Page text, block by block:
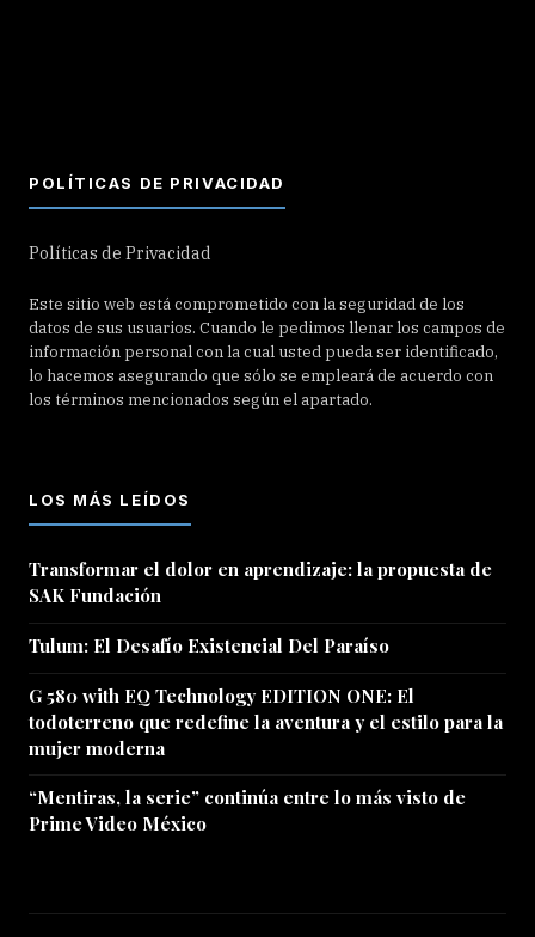
POLÍTICAS DE PRIVACIDAD
Políticas de Privacidad
Este sitio web está comprometido con la seguridad de los
datos de sus usuarios. Cuando le pedimos llenar los campos de
información personal con la cual usted pueda ser identificado,
lo hacemos asegurando que sólo se empleará de acuerdo con
los términos mencionados según el apartado.
LOS MÁS LEÍDOS
Transformar el dolor en aprendizaje: la propuesta de
SAK Fundación
Tulum: El Desafío Existencial Del Paraíso
G 580 with EQ Technology EDITION ONE: El
todoterreno que redefine la aventura y el estilo para la
mujer moderna
“Mentiras, la serie” continúa entre lo más visto de
Prime Video México